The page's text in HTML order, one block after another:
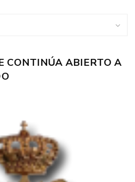
CONTINÚA ABIERTO A